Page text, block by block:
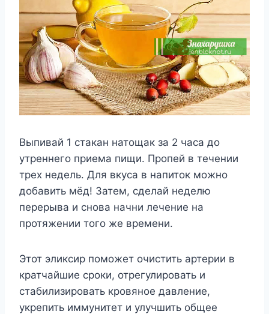
Выпивай 1 стакан натощак за 2 часа до
утреннего приема пищи. Пропей в течении
трех недель. Для вкуса в напиток можно
добавить мёд! Затем, сделай неделю
перерыва и снова начни лечение на
протяжении того же времени.
Этот эликсир поможет очистить артерии в
кратчайшие сроки, отрегулировать и
стабилизировать кровяное давление,
укрепить иммунитет и улучшить общее